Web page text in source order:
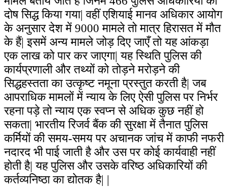
दोष सिद्ध किया गया| वहीं एशियाई मानव अधिकार आयोग
के अनुसार देश में 9000 मामले तो मात्र हिरासत में मौत
के हैं| इसमें अन्य मामले जोड़ दिए जाएँ तो यह आंकड़ा
एक लाख को पार कर जाएगा| यह स्थिति पुलिस की
कार्यप्रणाली और तथ्यों को तोड़ने मरोड़ने की
सिद्धहस्तता का उत्कृष्ट नमूना प्रस्तुत करती है| जब
आपराधिक मामलों में न्याय के लिए ऐसी पुलिस पर निर्भर
रहना पड़े तो न्याय एक स्वप्न से अधिक कुछ नहीं हो
सकता| भारतीय रिजर्व बैंक की सुरक्षा में तैनात पुलिस
कर्मियों की समय-समय पर अचानक जांच में काफी नफरी
नदारद भी पाई जाती है और उस पर कोई कार्यवाही नहीं
होती है| यह पुलिस और उसके वरिष्ठ अधिकारियों की
कर्तव्यनिष्ठा का द्योतक है| |